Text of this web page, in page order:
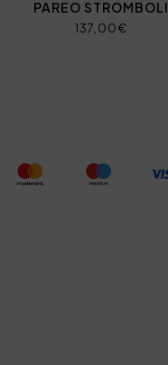
PAREO STROMBOLI
137,00€